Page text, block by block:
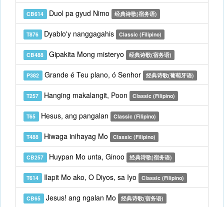
CB614 Duol pa gyud Nimo 经典诗歌(宿务语)
T876 Dyablo'y nanggagahis Classic (Filipino)
CB488 Gipakita Mong misteryo 经典诗歌(宿务语)
P382 Grande é Teu plano, ó Senhor 经典诗歌(葡萄牙语)
T257 Hanging makalangit, Poon Classic (Filipino)
T65 Hesus, ang pangalan Classic (Filipino)
T488 Hiwaga inihayag Mo Classic (Filipino)
CB257 Huypan Mo unta, Ginoo 经典诗歌(宿务语)
T614 Ilapit Mo ako, O Diyos, sa Iyo Classic (Filipino)
CB65 Jesus! ang ngalan Mo 经典诗歌(宿务语)